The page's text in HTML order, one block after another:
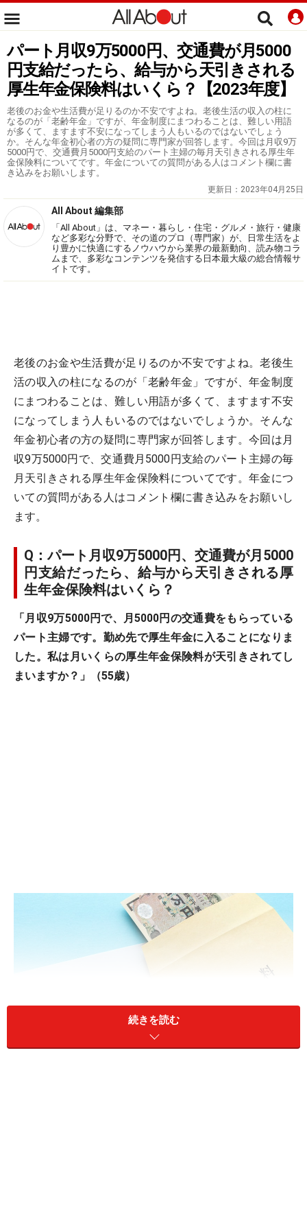
パート月収9万5000円、交通費が月5000
円支給だったら、給与から天引きされる
厚生年金保険料はいくら？【2023年度】
老後のお金や生活費が足りるのか不安ですよね。老後生活の収入の柱に
なるのが「老齢年金」ですが、年金制度にまつわることは、難しい用語
が多くて、ますます不安になってしまう人もいるのではないでしょう
か。そんな年金初心者の方の疑問に専門家が回答します。今回は月収9万
5000円で、交通費月5000円支給のパート主婦の毎月天引きされる厚生年
金保険料についてです。年金についての質問がある人はコメント欄に書
き込みをお願いします。
更新日： 2023年04月25日
All About 編集部
「All About」は、マネー・暮らし・住宅・グルメ・旅行・健康
など多彩な分野で、その道のプロ（専門家）が、日常生活をよ
り豊かに快適にするノウハウから業界の最新動向、読み物コラ
ムまで、多彩なコンテンツを発信する日本最大級の総合情報サ
イトです。
老後のお金や生活費が足りるのか不安ですよね。老後生
活の収入の柱になるのが「老齢年金」ですが、年金制度
にまつわることは、難しい用語が多くて、ますます不安
になってしまう人もいるのではないでしょうか。そんな
年金初心者の方の疑問に専門家が回答します。今回は月
収9万5000円で、交通費月5000円支給のパート主婦の毎
月天引きされる厚生年金保険料についてです。年金につ
いての質問がある人はコメント欄に書き込みをお願いし
ます。
Q：パート月収9万5000円、交通費が月5000
円支給だったら、給与から天引きされる厚
生年金保険料はいくら？
「月収9万5000円で、月5000円の交通費をもらっている
パート主婦です。勤め先で厚生年金に入ることになりま
した。私は月いくらの厚生年金保険料が天引きされてし
まいますか？」（55歳）
続きを読む